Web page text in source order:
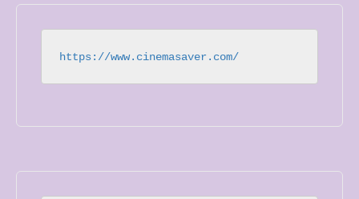
https://www.cinemasaver.com/